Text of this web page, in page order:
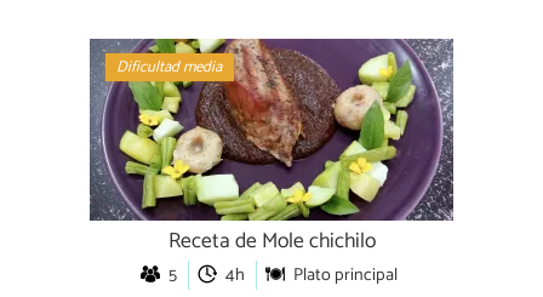
Dificultad media
Receta de Mole chichilo
5 4h Plato principal